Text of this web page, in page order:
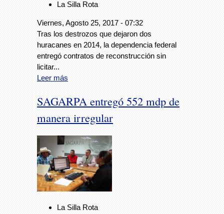
La Silla Rota
Viernes, Agosto 25, 2017 - 07:32
Tras los destrozos que dejaron dos
huracanes en 2014, la dependencia federal
entregó contratos de reconstrucción sin
licitar...
Leer más
SAGARPA entregó 552 mdp de
manera irregular
La Silla Rota